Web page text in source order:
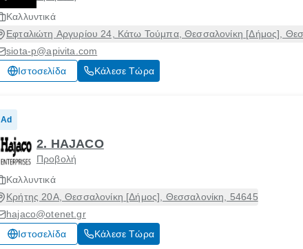
Καλλυντικά
Εφταλιώτη Αργυρίου 24, Κάτω Τούμπα, Θεσσαλονίκη [Δήμος],
siota-p@apivita.com
Ιστοσελίδα
Κάλεσε Τώρα
Ad
2. HAJACO
Προβολή
Καλλυντικά
Κρήτης 20Α, Θεσσαλονίκη [Δήμος], Θεσσαλονίκη, 54645
hajaco@otenet.gr
Ιστοσελίδα
Κάλεσε Τώρα